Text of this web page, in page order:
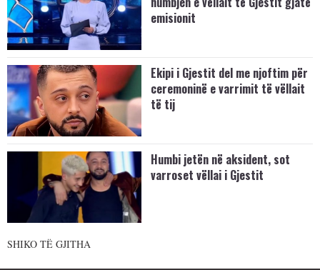
emisionit
Ekipi i Gjestit del me njoftim për
ceremoninë e varrimit të vëllait
të tij
Humbi jetën në aksident, sot
varroset vëllai i Gjestit
SHIKO TË GJITHA